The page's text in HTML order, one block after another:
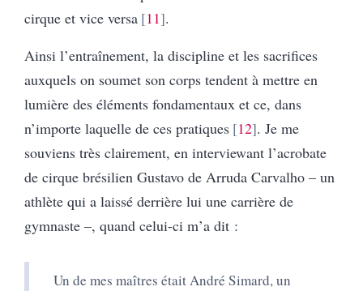
cirque et vice versa 11 .
Ainsi l’entraînement, la discipline et les sacrifices
auxquels on soumet son corps tendent à mettre en
lumière des éléments fondamentaux et ce, dans
n’importe laquelle de ces pratiques 12 . Je me
souviens très clairement, en interviewant l’acrobate
de cirque brésilien Gustavo de Arruda Carvalho – un
athlète qui a laissé derrière lui une carrière de
gymnaste –, quand celui-ci m’a dit :
Un de mes maîtres était André Simard, un